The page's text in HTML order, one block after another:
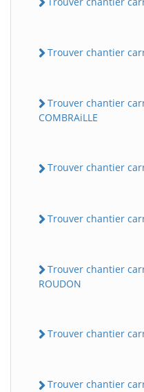
Trouver chantier
Trouver chantier
COMBRAiLLE
Trouver chantier
Trouver chantier
Trouver chantier
ROUDON
Trouver chantier
Trouver chantier